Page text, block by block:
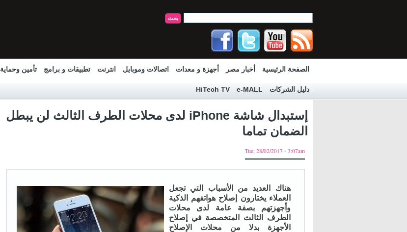
الصفحة الرئيسية أخبار مصر أجهزة و معدات اتصالات وموبايل انترنت تطبيقات و برامج تأمين وحماية
دليل الشركات e-MALL
HiTech TV
إستبدال شاشة iPhone لدى محلات الطرف الثالث لن يبطل
الضمان تماما
Tue, 28/02/2017 - 3:07am
هناك العديد من الأسباب التي تجعل
العملاء يختارون إصلاح هواتفهم الذكية
وأجهزتهم بصفة عامة لدى محلات
الطرف الثالث المتخصصة في إصلاح
الأجهزة بدلا من محلات الإصلاح